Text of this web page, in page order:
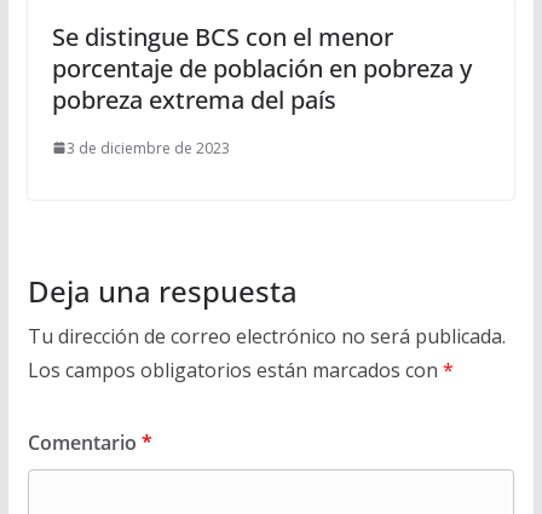
Se distingue BCS con el menor
porcentaje de población en pobreza y
pobreza extrema del país
3 de diciembre de 2023
Deja una respuesta
Tu dirección de correo electrónico no será publicada.
Los campos obligatorios están marcados con *
Comentario *